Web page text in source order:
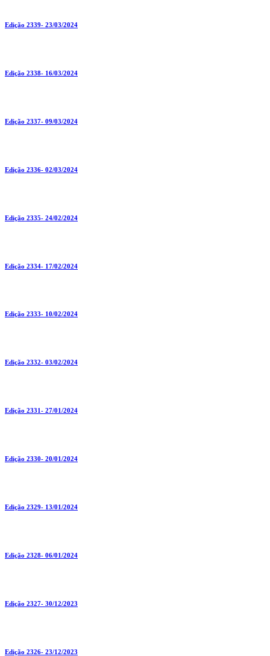
Edição 2339- 23/03/2024
Edição 2338- 16/03/2024
Edição 2337- 09/03/2024
Edição 2336- 02/03/2024
Edição 2335- 24/02/2024
Edição 2334- 17/02/2024
Edição 2333- 10/02/2024
Edição 2332- 03/02/2024
Edição 2331- 27/01/2024
Edição 2330- 20/01/2024
Edição 2329- 13/01/2024
Edição 2328- 06/01/2024
Edição 2327- 30/12/2023
Edição 2326- 23/12/2023